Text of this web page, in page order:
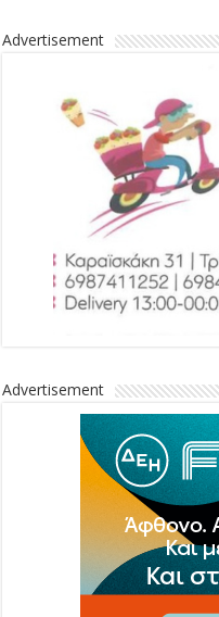
Advertisement
Advertisement